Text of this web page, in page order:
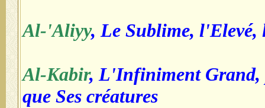
Al-'Aliyy, Le Sublime, l'Elevé,
Al-Kabir, L'Infiniment Grand,
que Ses créatures